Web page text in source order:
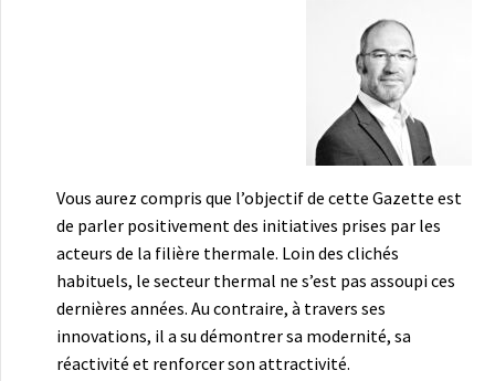
Vous aurez compris que l’objectif de cette Gazette est
de parler positivement des initiatives prises par les
acteurs de la filière thermale. Loin des clichés
habituels, le secteur thermal ne s’est pas assoupi ces
dernières années. Au contraire, à travers ses
innovations, il a su démontrer sa modernité, sa
réactivité et renforcer son attractivité.